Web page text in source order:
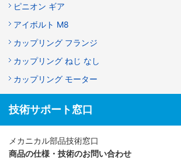
ピニオン ギア
アイボルト M8
カップリング フランジ
カップリング ねじ なし
カップリング モーター
技術サポート窓口
メカニカル部品技術窓口
商品の仕様・技術のお問い合わせ